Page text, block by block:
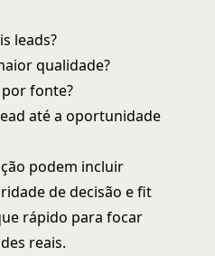
leads?
qualidade?
fonte?
até a oportunidade
podem incluir
de decisão e fit
rápido para focar
reais.